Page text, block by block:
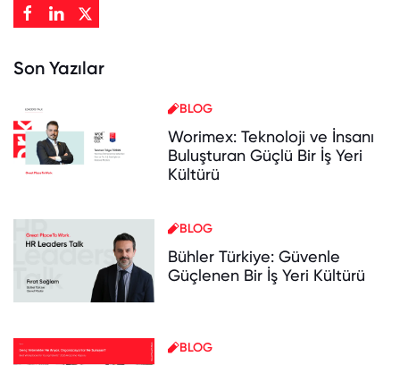
Son Yazılar
BLOG
Worimex: Teknoloji ve İnsanı
Buluşturan Güçlü Bir İş Yeri
Kültürü
BLOG
Bühler Türkiye: Güvenle
Güçlenen Bir İş Yeri Kültürü
BLOG